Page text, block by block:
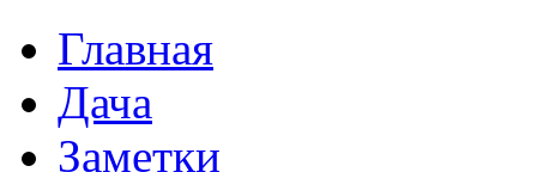
Главная
Дача
Заметки